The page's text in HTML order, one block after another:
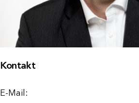
Kontakt
E-Mail: